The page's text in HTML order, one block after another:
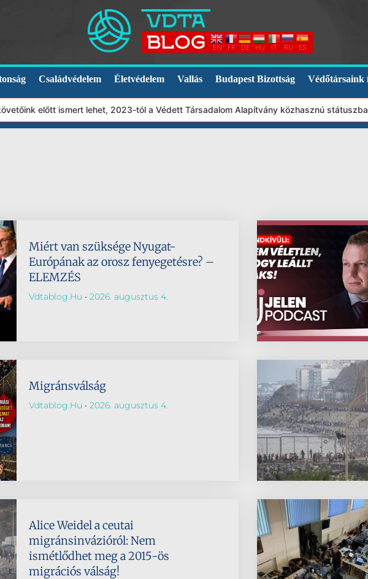
EN FR DE HU IT RU ES
Családvédelem Életvédelem Vallás Budapest Bizottság Védőtársaink
előtt ismert lehet, 2023-tól a Védett Társadalom Alapítvány közhasznú státuszba
Miért van szüksége Nyugat-
Európának az orosz fenyegetésre? –
ELEMZÉS
Vdtablog.hu 2026. augusztus 4.
Migránsválság
Vdtablog.hu 2026. augusztus 4.
Alice Weidel a ceutai
migránsinvázióról: Nem
ismétlődhet meg a 2015-ös
migrációs válság!